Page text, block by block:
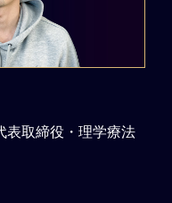
表取締役・理学療法